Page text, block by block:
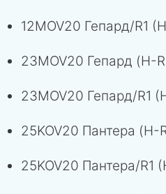
12MOV20 Гепард/R1
23MOV20 Гепард (H-
23MOV20 Гепард/R1
25KOV20 Пантера (H-
25KOV20 Пантера/R1